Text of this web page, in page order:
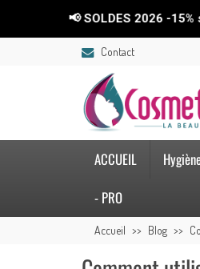
📢 SOLDES 2026 -15% sur tout
Contact
ACCUEIL
- PRO
Accueil Blog